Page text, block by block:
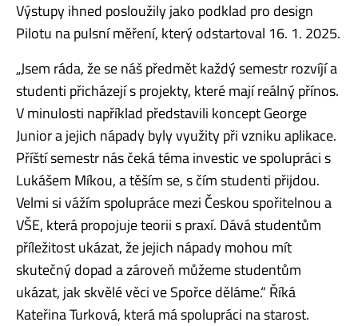
Výstupy ihned posloužily jako podklad pro design
Pilotu na pulsní měření, který odstartoval 16. 1. 2025.
„Jsem ráda, že se náš předmět každý semestr rozvíjí a
studenti přicházejí s projekty, které mají reálný přínos.
V minulosti například představili koncept George
Junior a jejich nápady byly využity při vzniku aplikace.
Příští semestr nás čeká téma investic ve spolupráci s
Lukášem Míkou, a těším se, s čím studenti přijdou.
Velmi si vážím spolupráce mezi Českou spořitelnou a
VŠE, která propojuje teorii s praxí. Dává studentům
příležitost ukázat, že jejich nápady mohou mít
skutečný dopad a zároveň můžeme studentům
ukázat, jak skvělé věci ve Spořce děláme.“ Říká
Kateřina Turková, která má spolupráci na starost.